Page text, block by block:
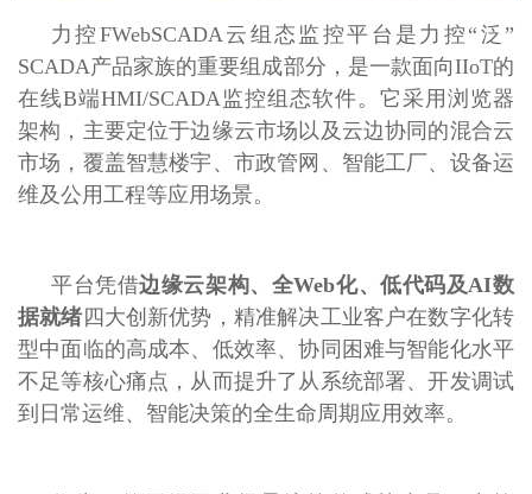
力控FWebSCADA云组态监控平台是力控“泛”
SCADA产品家族的重要组成部分，是一款面向IIoT的
在线B端HMI/SCADA监控组态软件。它采用浏览器
架构，主要定位于边缘云市场以及云边协同的混合云
市场，覆盖智慧楼宇、市政管网、智能工厂、设备运
维及公用工程等应用场景。
平台凭借边缘云架构、全Web化、低代码及AI数
据就绪 四大创新优势，精准解决工业客户在数字化转
型中面临的高成本、低效率、协同困难与智能化水平
不足等核心痛点，从而提升了从系统部署、开发调试
到日常运维、智能决策的全生命周期应用效率。